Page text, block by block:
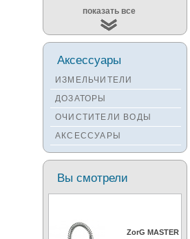
Мойки KUCHENSTERN
Мойки ALVEUS
Мойки TEKA
Мойки ZORG
Мойки SEAMAN
Мойки ZIGMUND&SHTAIN
Мойки OULIN
Мойки PAULMARK
показать все
Аксессуары
ИЗМЕЛЬЧИТЕЛИ
ДОЗАТОРЫ
ОЧИСТИТЕЛИ ВОДЫ
АКСЕССУАРЫ
Вы смотрели
ZorG MASTER